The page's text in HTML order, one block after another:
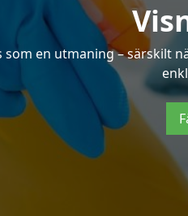
som en utmaning – särskilt